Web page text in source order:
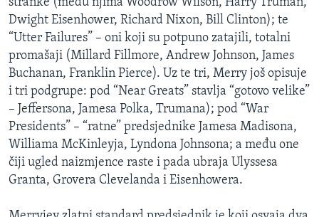
stranke (među njima Woodrow Wilson, Harry Truman,
Dwight Eisenhower, Richard Nixon, Bill Clinton); te
“Utter Failures” – oni koji su potpuno zatajili, totalni
promašaji (Millard Fillmore, Andrew Johnson, James
Buchanan, Franklin Pierce). Uz te tri, Merry još opisuje
i tri podgrupe: pod “Near Greats” stavlja “gotovo velike”
– Jeffersona, Jamesa Polka, Trumana); pod “War
Presidents” – “ratne” predsjednike Jamesa Madisona,
Williama McKinleyja, Lyndona Johnsona; a među one
čiji ugled naizmjence raste i pada ubraja Ulyssesa
Granta, Grovera Clevelanda i Eisenhowera.